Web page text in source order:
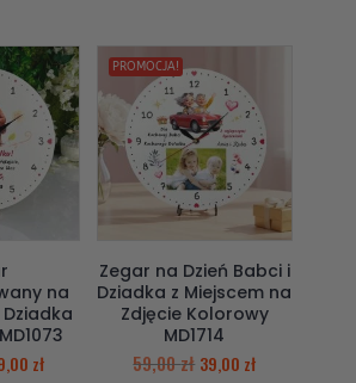
na
zł
PROMOCJA!
Zegar na Dzień Babci i
Dziadka z Miejscem na
Zdjęcie Kolorowy
MD1714
59,00zł 39,00 zł